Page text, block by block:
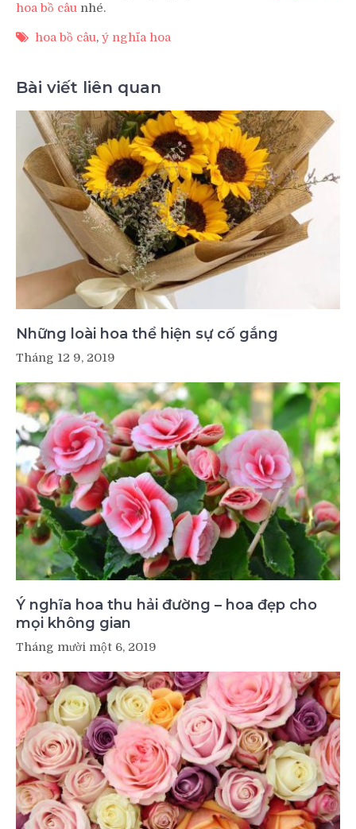
hoa bồ câu nhé.
hoa bồ câu, ý nghĩa hoa
Bài viết liên quan
Những loài hoa thể hiện sự cố gắng
Tháng 12 9, 2019
Ý nghĩa hoa thu hải đường – hoa đẹp cho
mọi không gian
Tháng mười một 6, 2019